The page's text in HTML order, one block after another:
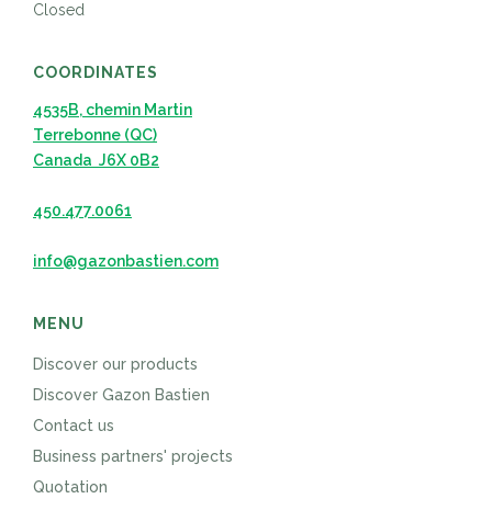
Closed
COORDINATES
4535B, chemin Martin
Terrebonne (QC)
Canada J6X 0B2
450.477.0061
info@gazonbastien.com
MENU
Discover our products
Discover Gazon Bastien
Contact us
Business partners' projects
Quotation